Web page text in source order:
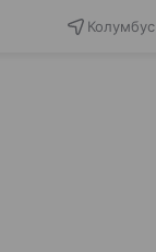
Колумбус